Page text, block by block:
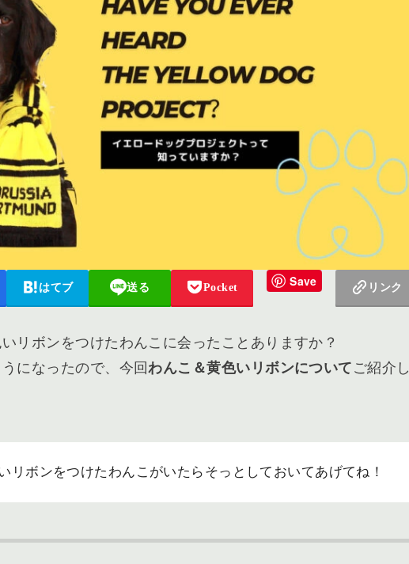
はてブ 送る Pocket Save リンク
リボンをつけたわんこに会ったことありますか？
になったので、今回わんこ＆黄色いリボンについて ご紹介し
リボンをつけたわんこがいたらそっとしておいてあげてね！